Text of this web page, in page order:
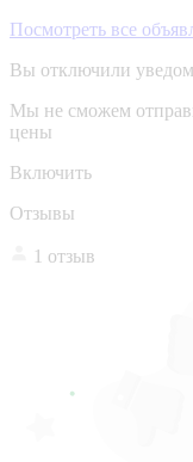
Посмотреть все
Вы отключили
Мы не сможем
цены
Включить
Отзывы
1 отзыв